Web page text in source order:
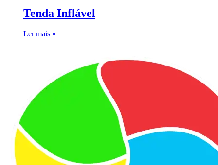
Tenda Inflável
Ler mais »